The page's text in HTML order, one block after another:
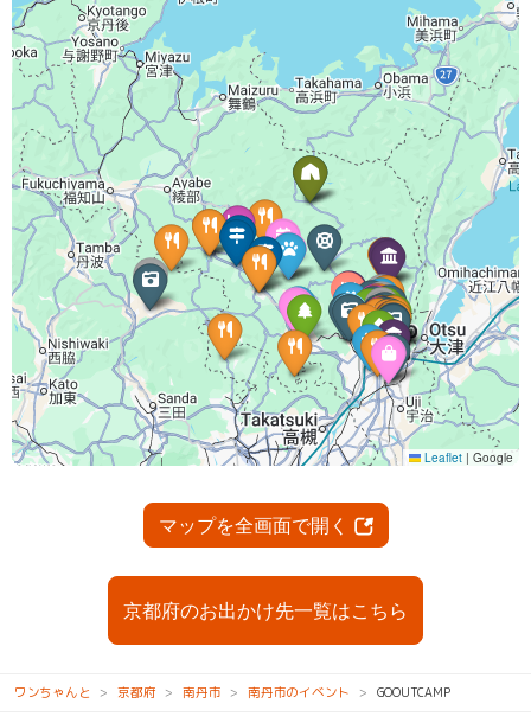
マップを全画面で開く
京都府のお出かけ先一覧はこちら
ワンちゃんと 京都府 南丹市 南丹市のイベント GOOUTCAMP